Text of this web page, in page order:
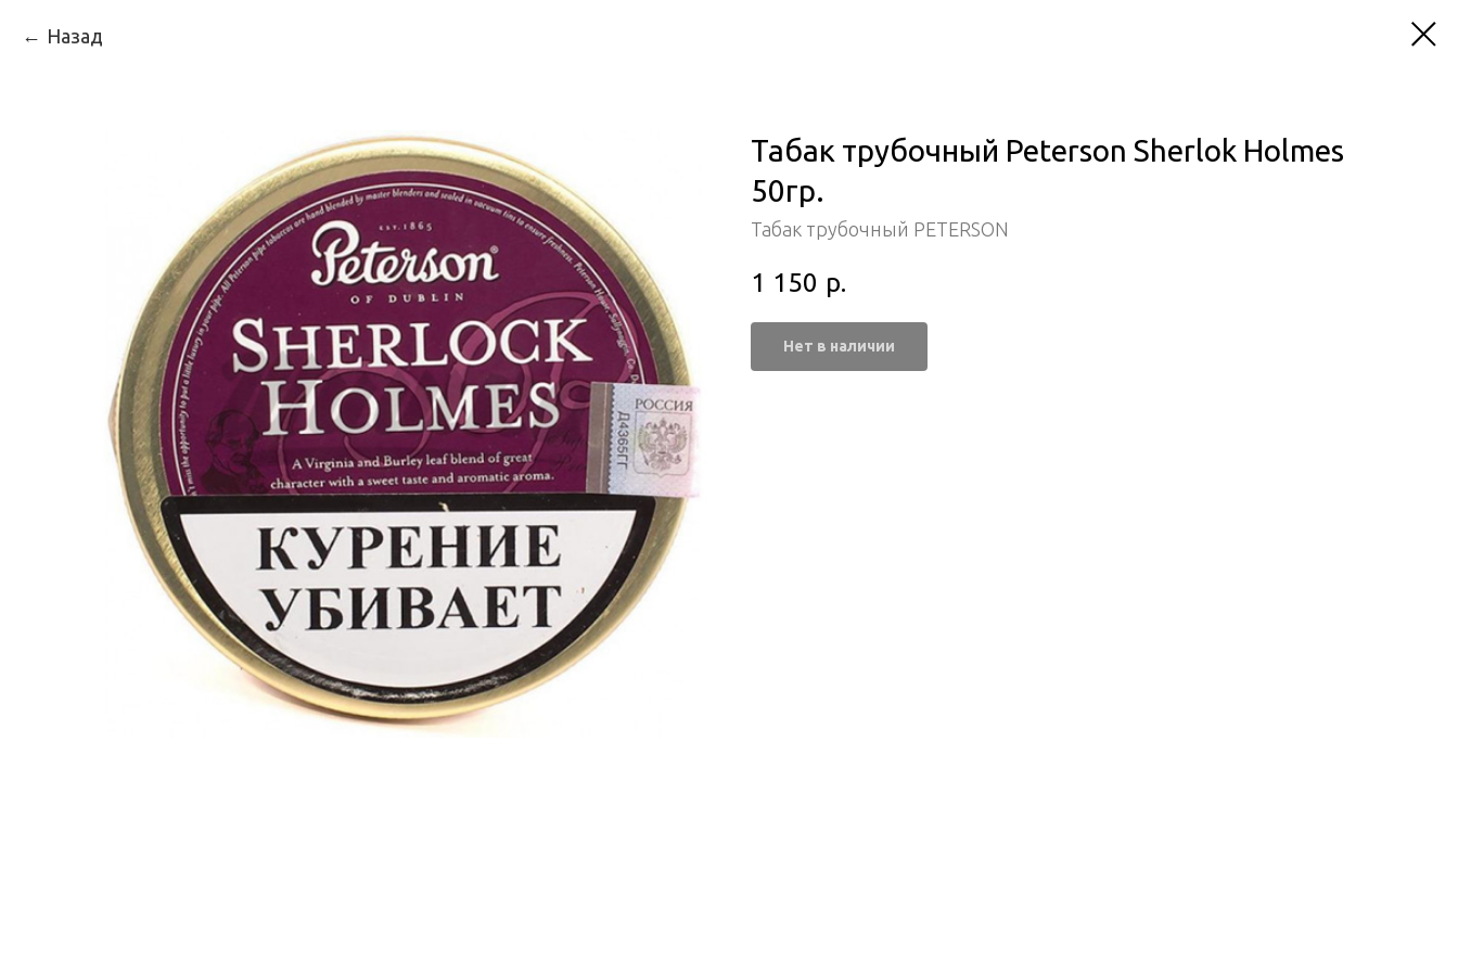
Назад
Табак трубочный Peterson Sherlok Holmes
50гр.
Табак трубочный PETERSON
1 150 р.
Нет в наличии